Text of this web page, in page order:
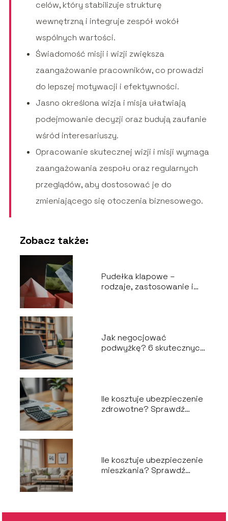
celów, który stabilizuje strukturę
wewnętrzną i integruje zespół wokół
wspólnych wartości.
Świadomość misji i wizji zwiększa
zaangażowanie pracowników, co prowadzi
do lepszej motywacji i efektywności.
Jasno określona wizja i misja ułatwiają
podejmowanie decyzji oraz budują zaufanie
wśród interesariuszy.
Opracowanie skutecznej wizji i misji wymaga
zaangażowania zespołu oraz regularnych
przeglądów, aby dostosować je do
zmieniającego się otoczenia biznesowego.
Zobacz także:
Pudełka klapowe –
rodzaje, zastosowanie i
Jak negocjować
podwyżkę? 6 skutecznych
Ile kosztuje ubezpieczenie
zdrowotne? Sprawdź
Ile kosztuje ubezpieczenie
mieszkania? Sprawdź